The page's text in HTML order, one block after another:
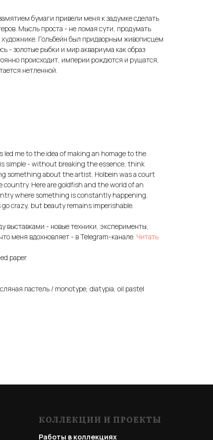
бумаги привели меня к задумке сделать
Мысль проста - не ломая сути, продумать
художнике. Гольбейн был придворным живописцем
- золотые рыбки и мир аквариума как образ
происходит, империи рождются и рушатся,
нетленной.
me to the idea of making an homage to the
simple - without breaking the essence, think
something about the artist. Holbein was a court
Here are goldfish and the world of an
where something is constantly happening,
crazy, but beauty remains imperishable.
выставками - новые техники, эксперименты,
меня вдохновляет - в Telegram-канале. Читать
paper
пастель / monotype, diatypia, oil pastel
КОЛЛЕКЦИИ И ПРОЕКТЫ
Работы в коллекциях